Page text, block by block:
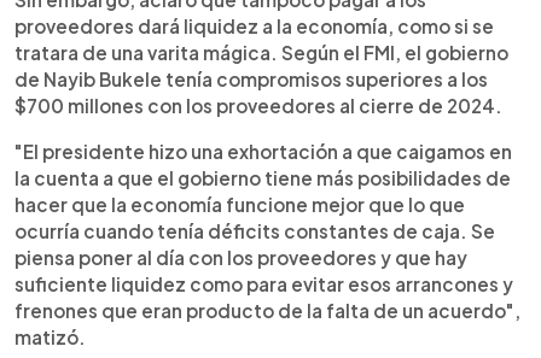
proveedores dará liquidez a la economía, como si se
tratara de una varita mágica. Según el FMI, el gobierno
de Nayib Bukele tenía compromisos superiores a los
$700 millones con los proveedores al cierre de 2024.
"El presidente hizo una exhortación a que caigamos en
la cuenta a que el gobierno tiene más posibilidades de
hacer que la economía funcione mejor que lo que
ocurría cuando tenía déficits constantes de caja. Se
piensa poner al día con los proveedores y que hay
suficiente liquidez como para evitar esos arrancones y
frenones que eran producto de la falta de un acuerdo",
matizó.